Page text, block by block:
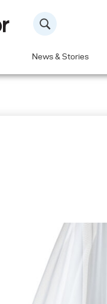
News & Stories